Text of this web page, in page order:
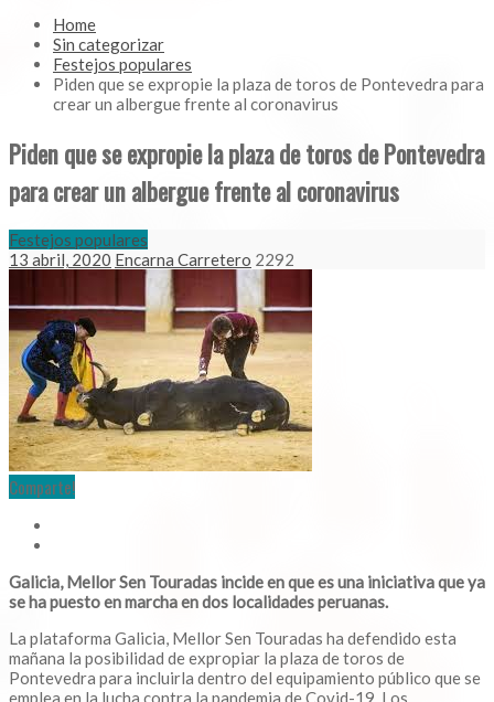
Home
Sin categorizar
Festejos populares
Piden que se expropie la plaza de toros de Pontevedra para
crear un albergue frente al coronavirus
Piden que se expropie la plaza de toros de Pontevedra
para crear un albergue frente al coronavirus
Festejos populares
13 abril, 2020 Encarna Carretero 2292
Comparte!
Galicia, Mellor Sen Touradas incide en que es una iniciativa que ya
se ha puesto en marcha en dos localidades peruanas.
La plataforma Galicia, Mellor Sen Touradas ha defendido esta
mañana la posibilidad de expropiar la plaza de toros de
Pontevedra para incluirla dentro del equipamiento público que se